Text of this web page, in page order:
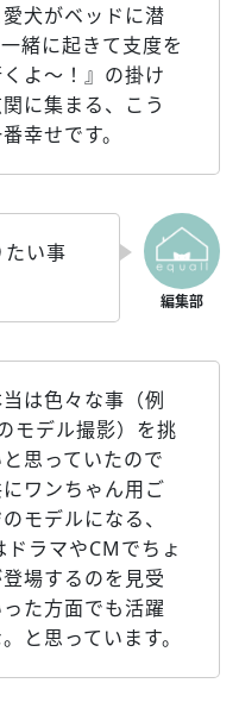
犬がベッドに潜
緒に起きて支度を
よ～！』の掛け
に集まる、こう
幸せです。
い事
当は色々な事（例
モデル撮影）を挑
思っていたので
にワンちゃん用ご
モデルになる、
ラマやCMでちょ
場するのを見受
た方面でも活躍
と思っています。